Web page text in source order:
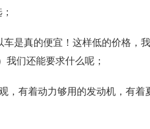
是真的便宜！这样低的价格，
们还能要求什么呢；
，有着动力够用的发动机，有着